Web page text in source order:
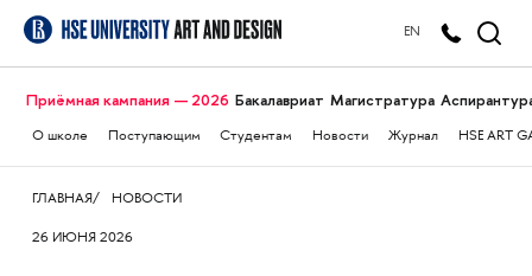
EN
Приёмная кампания — 2026 Бакалавриат Магистратура
О школе Поступающим Студентам Новости Журнал HSE ART
ГЛАВНАЯ НОВОСТИ
26 ИЮНЯ 2026